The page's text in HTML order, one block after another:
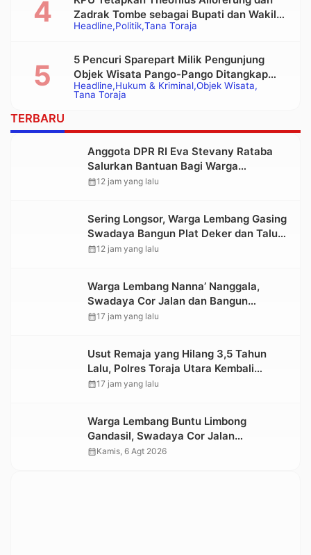
Headline Politik Tana Toraja
Zadrak Tombe sebagai Bupati dan Wakil
Bupati Tana Toraja Terpilih
Headline Hukum & Kriminal Objek Wisata
Tana Toraja
5 Pencuri Sparepart Milik Pengunjung
Objek Wisata Pango-Pango Ditangkap
Polisi
TERBARU
Anggota DPR RI Eva Stevany Rataba
Salurkan Bantuan Bagi Warga
Terdampak Longsor di Buntu Pepasan
calendar_month12 jam yang lalu
Sering Longsor, Warga Lembang Gasing
Swadaya Bangun Plat Deker dan Talut
Jalan Penghubung Antar Lembang
calendar_month12 jam yang lalu
Warga Lembang Nanna’ Nanggala,
Swadaya Cor Jalan dan Bangun
Jembatan
calendar_month17 jam yang lalu
Usut Remaja yang Hilang 3,5 Tahun
Lalu, Polres Toraja Utara Kembali
Datangi TKP
calendar_month17 jam yang lalu
Warga Lembang Buntu Limbong
Gandasil, Swadaya Cor Jalan
Sepanjang 500 Meter
calendar_monthKamis, 6 Agt 2026